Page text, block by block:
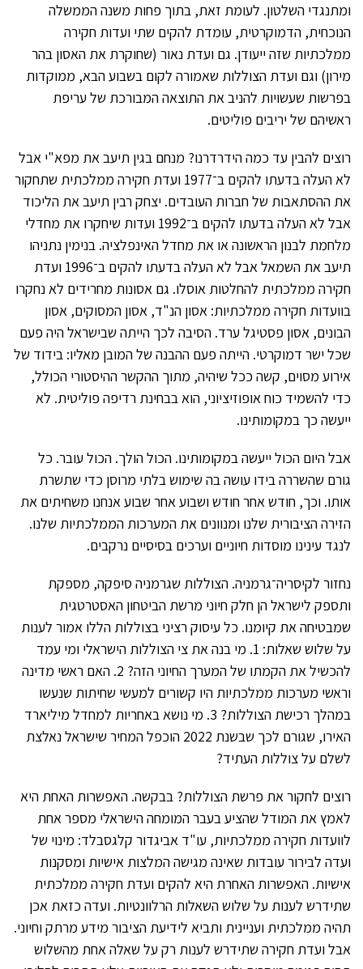
ומתנגדי השלטון. לעומת זאת, בתוך פחות משנה הממשלה
הנוכחית, הדמוקרטית, עומדת להקים שתי ועדות חקירה
ממלכתיות שזה ייעודן. גם ועדת נאור (שחוקרת את האסון בהר
מירון) וגם ועדת הצוללות שאמורה לקום בשבוע הבא, ממוקדות
בפרשות שעשויות להניב את התוצאה המבורכת של עריפת
ראשיהם של יריבים פוליטים.
רוצים להבין עד כמה הידרדרנו? מנחם בגין תיעב את מפא"י אבל
לא העלה בדעתו להקים ב־1977 ועדת חקירה ממלכתית שתחקור
את ההסתאבות של חברות העובדים. יצחק רבין תיעב את הליכוד
אבל לא העלה בדעתו להקים ב־1992 ועדות שיחקרו את מחדלי
מלחמת לבנון הראשונה או את מחדל האינפלציה. בנימין נתניהו
תיעב את השמאל אבל לא העלה בדעתו להקים ב־1996 ועדת
חקירה ממלכתית להחלטות אוסלו. גם אסונות מחרידים לא נחקרו
בוועדות חקירה ממלכתיות: אסון הנ"ד, אסון המסוקים, אסון
הבונים, אסון פסטיגל ערד. הסיבה לכך הייתה שבישראל היה פעם
שכל ישר דמוקרטי. הייתה פעם ההבנה של המובן מאליו: בידוד של
אירוע מסוים, קשה ככל שיהיה, מתוך ההקשר ההיסטורי הכולל,
כדי להשמיד כוח אופוזיציוני, הוא בבחינת רדיפה פוליטית. לא
ייעשה כך במקומותינו.
אבל היום הכול ייעשה במקומותינו. הכול הולך. הכול עובר. כל
גורם שהשררה בידו עושה בה שימוש בלתי מרוסן כדי שתשרת
אותו. וכך, חודש אחר חודש ושבוע אחר שבוע אנחנו משחיתים את
הזירה הציבורית שלנו ומנוונים את המערכות הממלכתיות שלנו.
לנגד עינינו מוסדות חיוניים וערכים בסיסיים נרקבים.
נחזור לקיסריה־גרמניה. הצוללות שגרמניה סיפקה, מספקת
ותספק לישראל הן חלק חיוני מרשת הביטחון האסטרטגית
שמבטיחה את קיומנו. כל עיסוק רציני בצוללות הללו אמור לענות
על שלוש שאלות: 1. מי בנה את צי הצוללות הישראלי ומי עמד
להכשיל את הקמתו של המערך החיוני הזה? 2. האם ראשי מדינה
וראשי מערכות ממלכתיות היו קשורים למעשי שחיתות שנעשו
במהלך רכישת הצוללות? 3. מי נושא באחריות למחדל מיליארד
האירו, שגורם לכך שבשנת 2022 הוכפל המחיר שישראל נאלצת
לשלם על צוללות העתיד?
רוצים לחקור את פרשת הצוללות? בבקשה. האפשרות האחת היא
לאמץ את המודל שהציע בעבר המומחה הישראלי מספר אחת
לוועדות חקירה ממלכתיות, עו"ד אביגדור קלגסבלד: מינוי של
ועדה לבירור עובדות שאינה מגישה המלצות אישיות ומסקנות
אישיות. האפשרות האחרת היא להקים ועדת חקירה ממלכתית
שתידרש לענות על שלוש השאלות הרלוונטיות. ועדה כזאת אכן
תהיה ממלכתית ועניינית ותביא לידיעת הציבור מידע מרתק וחיוני.
אבל ועדת חקירה שתידרש לענות רק על שאלה אחת מהשלוש